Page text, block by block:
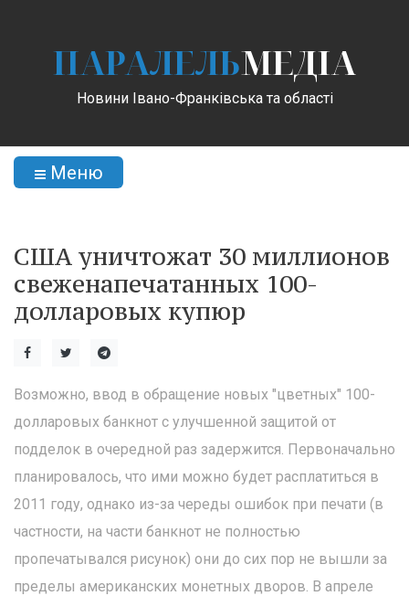
ПАРАЛЕЛЬМЕДІА
Новини Івано-Франківська та області
Меню
США уничтожат 30 миллионов
свеженапечатанных 100-
долларовых купюр
Возможно, ввод в обращение новых "цветных" 100-
долларовых банкнот с улучшенной защитой от
подделок в очередной раз задержится. Первоначально
планировалось, что ими можно будет расплатиться в
2011 году, однако из-за череды ошибок при печати (в
частности, на части банкнот не полностью
пропечатывался рисунок) они до сих пор не вышли за
пределы американских монетных дворов. В апреле